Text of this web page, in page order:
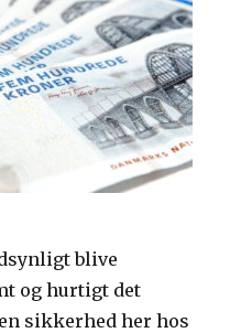
blive
og hurtigt det
sikkerhed her hos